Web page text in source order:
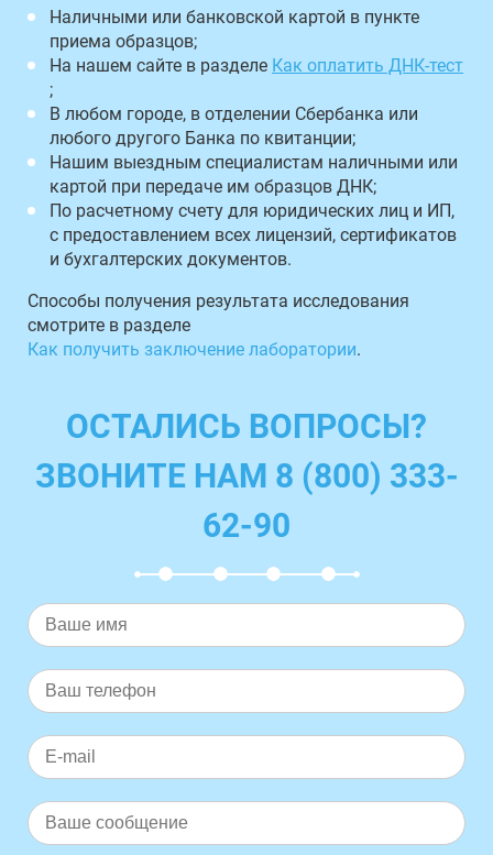
Наличными или банковской картой в пункте
приема образцов;
На нашем сайте в разделе Как оплатить ДНК-тест
;
В любом городе, в отделении Сбербанка или
любого другого Банка по квитанции;
Нашим выездным специалистам наличными или
картой при передаче им образцов ДНК;
По расчетному счету для юридических лиц и ИП,
с предоставлением всех лицензий, сертификатов
и бухгалтерских документов.
Способы получения результата исследования
смотрите в разделе
Как получить заключение лаборатории.
ОСТАЛИСЬ ВОПРОСЫ?
ЗВОНИТЕ НАМ 8 (800) 333-
62-90